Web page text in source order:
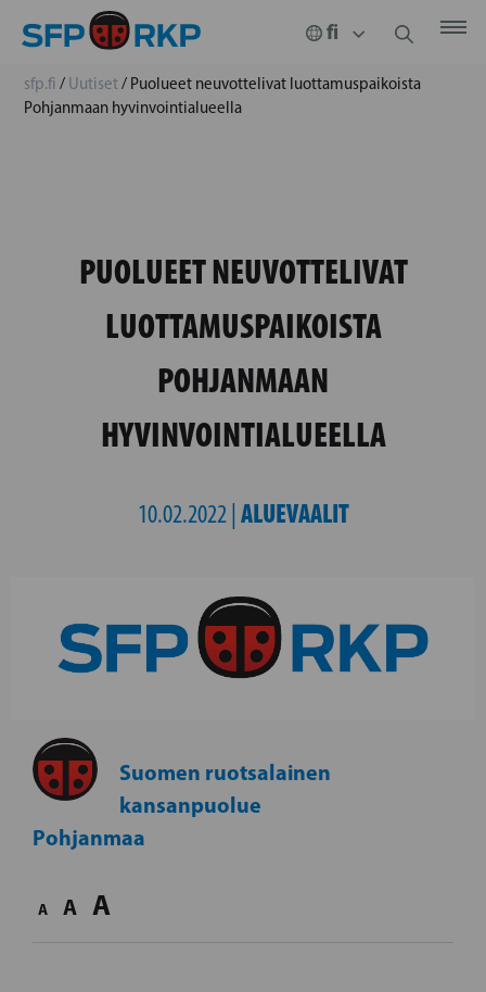
sfp.fi / Uutiset/ Puolueet neuvottelivat luottamuspaikoista
Pohjanmaan hyvinvointialueella
PUOLUEET NEUVOTTELIVAT
LUOTTAMUSPAIKOISTA
POHJANMAAN
HYVINVOINTIALUEELLA
10.02.2022 | ALUEVAALIT
Suomen ruotsalainen
kansanpuolue
Pohjanmaa
A A A